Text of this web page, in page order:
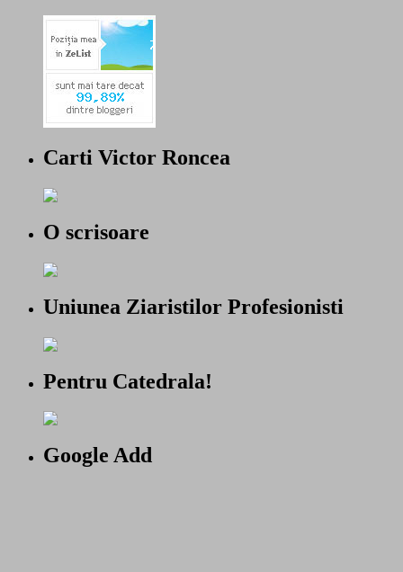
Carti Victor Roncea
O scrisoare
Uniunea Ziaristilor Profesionisti
Pentru Catedrala!
Google Add